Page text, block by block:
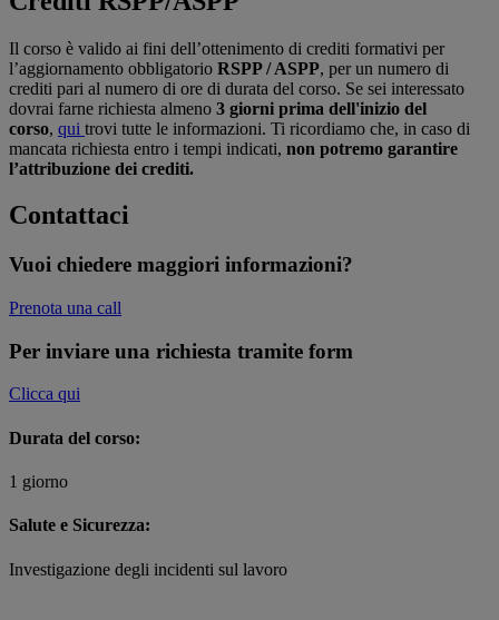
Il corso è valido ai fini dell’ottenimento di crediti formativi per
l’aggiornamento obbligatorio RSPP / ASPP, per un numero di
crediti pari al numero di ore di durata del corso. Se sei interessato
dovrai farne richiesta almeno 3 giorni prima dell'inizio del
corso, qui trovi tutte le informazioni. Ti ricordiamo che, in caso di
mancata richiesta entro i tempi indicati, non potremo garantire
l’attribuzione dei crediti.
Contattaci
Vuoi chiedere maggiori informazioni?
Prenota una call
Per inviare una richiesta tramite form
Clicca qui
Durata del corso:
1 giorno
Salute e Sicurezza:
Investigazione degli incidenti sul lavoro